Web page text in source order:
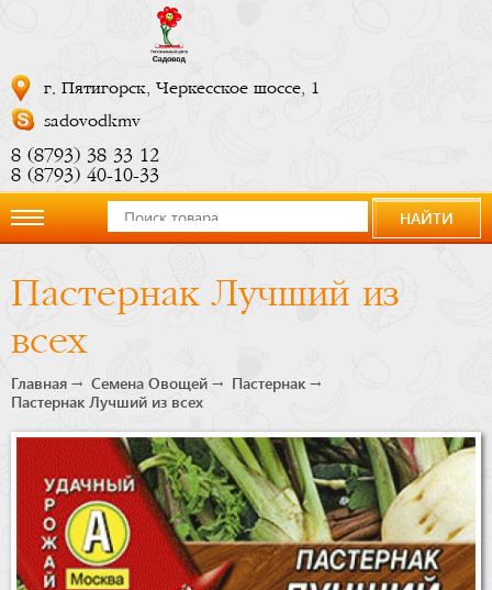
г. Пятигорск, Черкесское шоссе, 1
sadovodkmv
8 (8793) 38 33 12
8 (8793) 40-10-33
компании
Купить
сейчас
Бренды
Доставка
НАЙТИ
Пастернак Лучший из
всех
Главная Семена Овощей
Пастернак
Пастернак Лучший из всех